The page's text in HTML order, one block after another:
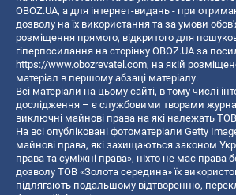
OBOZ.UA, а для інтернет-видань - при
дозволу на їх використання та за умови
розміщення прямого, відкритого для
гіперпосилання на сторінку OBOZ.UA за
https://www.obozrevatel.com, на якій
матеріал в першому абзаці матеріалу.
Всі матеріали на цьому сайті, в тому числі
дослідження – є службовими творами
виключні майнові права на які належать
На всі опубліковані фотоматеріали Getty
майнові права, які захищаються законом
права та суміжні права», ніхто не має права
дозволу ТОВ «Золота середина» їх
підлягають подальшому відтворенню,